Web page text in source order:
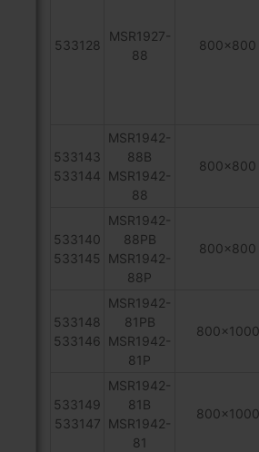
533128
MSR1927-
88
800x800
533143
533144
MSR1942-
88B
MSR1942-
88
800x800
533140
533145
MSR1942-
88PB
MSR1942-
88P
800x800
533148
533146
MSR1942-
81PB
MSR1942-
81P
800x1000
533149
533147
MSR1942-
81B
MSR1942-
81
800x1000